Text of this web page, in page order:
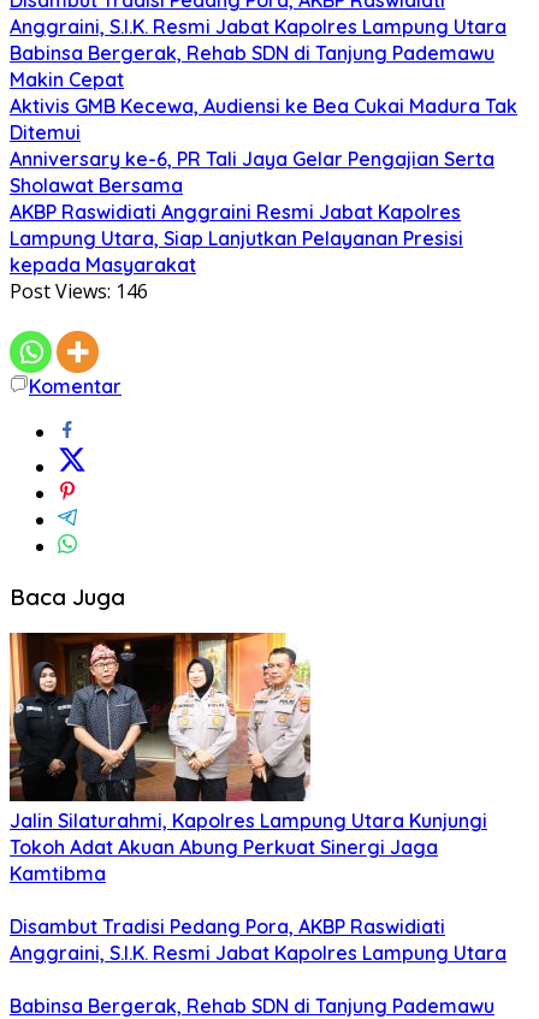
Anggraini, S.I.K. Resmi Jabat Kapolres Lampung Utara
Babinsa Bergerak, Rehab SDN di Tanjung Pademawu
Makin Cepat
Aktivis GMB Kecewa, Audiensi ke Bea Cukai Madura Tak
Ditemui
Anniversary ke-6, PR Tali Jaya Gelar Pengajian Serta
Sholawat Bersama
AKBP Raswidiati Anggraini Resmi Jabat Kapolres
Lampung Utara, Siap Lanjutkan Pelayanan Presisi
kepada Masyarakat
Post Views: 146
Komentar
Baca Juga
Jalin Silaturahmi, Kapolres Lampung Utara Kunjungi
Tokoh Adat Akuan Abung Perkuat Sinergi Jaga
Kamtibma
Disambut Tradisi Pedang Pora, AKBP Raswidiati
Anggraini, S.I.K. Resmi Jabat Kapolres Lampung Utara
Babinsa Bergerak, Rehab SDN di Tanjung Pademawu